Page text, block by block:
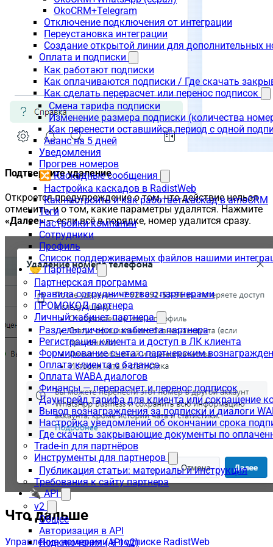
OkoCRM+Telegram
Отключение подключения от интеграции
Переустановка интеграции
Создание открытой линии для дополнительных
Оплата и подписки
Как работают подписки
Как оплачиваются подписки / Где скачать
Как сделать перерасчет или перенос подписок
Смена тарифа подписки
Изменение размера подписки (количества
Как перенести оставшийся период с одной
Аванс на 5 дней
Уведомления
Прогрев номеров
🔀 Каскадные сообщения
Настройка каскадов в RadistWeb
Как настроить и как работает каскад в amoCRM
Теги
Настройки компании
Сотрудники
Профиль
Список поддерживаемых файлов нашими
🤝 Партнёрам
Партнерская программа
Правила сотрудничества с партнерами
ПРОМОКОД партнера
Личный кабинет партнера
Разделы личного кабинета партнера
Регистрация клиента и доступ в ЛК клиента
Формирование счета с партнерским
Оплата клиента с баланса
Оплата WABA диалогов
Финансы — перерасчет и перенос подписок
Даунгрейд тарифа для клиента или сокращение
Вывод вознаграждения за подписки и диалоги
Настройка уведомлений об окончании срока
Где скачать закрывающие документы по
Trade-in для партнёров
Инструменты для партнеров
Публикация статьи: материалы и инструкция
Требования к сайту партнера
🔌 API
v2
Общее
Авторизация в API
Подключения (API v2)
Подтвердите удаление
Откроется предупреждение о том, что действие нельзя
отменить, и о том, какие параметры удалятся. Нажмите
«Далее»— если всё в порядке, номер удалится сразу.
Что дальше
Управление номерами в подписке RadistWeb